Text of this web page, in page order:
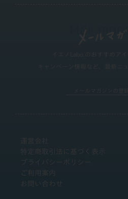
運営会社
特定商取引法に基づく表示
プライバシーポリシー
ご利用案内
お問い合わせ